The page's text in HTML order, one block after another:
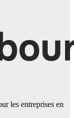
les entreprises en